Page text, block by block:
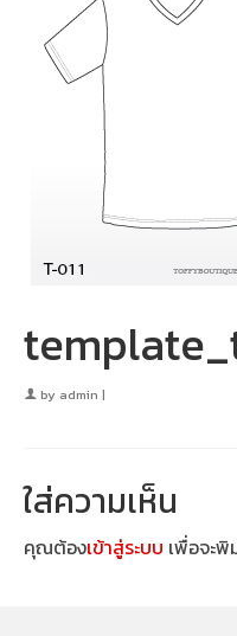
by admin |
ใส่ความเห็น
คุณต้องเข้าสู่ระบบ เพื่อจะ